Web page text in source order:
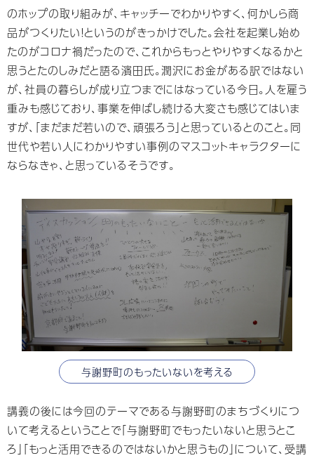
のホップの取り組みが、キャッチーでわかりやすく、何かしら商
品がつくりたい！というのがきっかけでした。会社を起業し始め
たのがコロナ禍だったので、これからもっとやりやすくなるかと
思うとたのしみだと語る濱⽥氏。潤沢にお⾦がある訳ではない
が、社員の暮らしが成り⽴つまでにはなっている今⽇。⼈を雇う
重みも感じており、事業を伸ばし続ける⼤変さも感じてはいま
すが、「まだまだ若いので、頑張ろう」と思っているとのこと。同
世代や若い⼈にわかりやすい事例のマスコットキャラクターに
ならなきゃ、と思っているそうです。
与謝野町のもったいないを考える
講義の後には今回のテーマである与謝野町のまちづくりにつ
いて考えるということで「与謝野町でもったいないと思うとこ
ろ」「もっと活⽤できるのではないかと思うもの」について、受講